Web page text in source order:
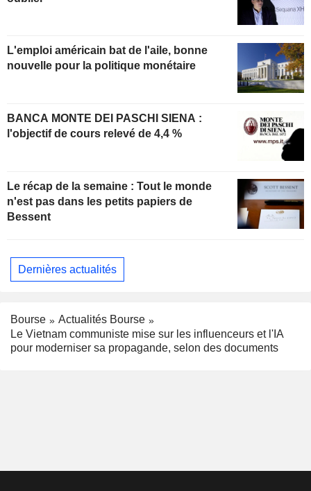
L'emploi américain bat de l'aile, bonne
nouvelle pour la politique monétaire
BANCA MONTE DEI PASCHI SIENA :
l'objectif de cours relevé de 4,4 %
Le récap de la semaine : Tout le monde
n'est pas dans les petits papiers de
Bessent
Dernières actualités
Bourse
Actualités Bourse
Le Vietnam communiste mise sur les influenceurs et l'IA
pour moderniser sa propagande, selon des documents